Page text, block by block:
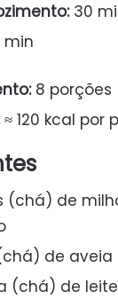
30
8 porções
≈ 120 kcal por
(chá) de
de
(chá) de